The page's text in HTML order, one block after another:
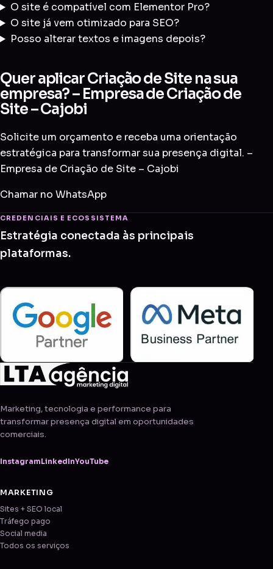
O site é compatível com Elementor Pro?
O site já vem otimizado para SEO?
Posso alterar textos e imagens depois?
Quer aplicar Criação de Site na sua
empresa? – Empresa de Criação de
Site – Cajobi
Solicite um orçamento e receba uma orientação
estratégica para transformar sua presença digital. –
Empresa de Criação de Site – Cajobi
Chamar no WhatsApp
CREDENCIAIS E ECOSSISTEMA
Estratégia conectada às principais
plataformas.
Marketing, tecnologia e performance para
transformar presença digital em oportunidades
comerciais.
Instagram LinkedInYouTube
MARKETING
Sites + SEO local
Tráfego pago
Social media
Todos os serviços